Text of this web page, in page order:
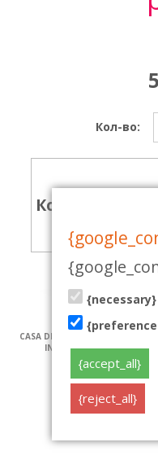
Кол-во:
Количество
CASA DE BAILE | PÄRNU MNT
tehniline
{necessary}
{accept_all}
{reject_all}